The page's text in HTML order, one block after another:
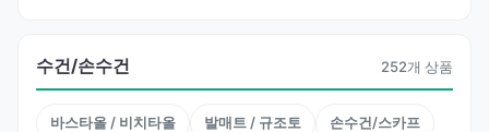
수건/손수건 252개 상품
바스타올 / 비치타올 발매트 / 규조토 손수건/스카프